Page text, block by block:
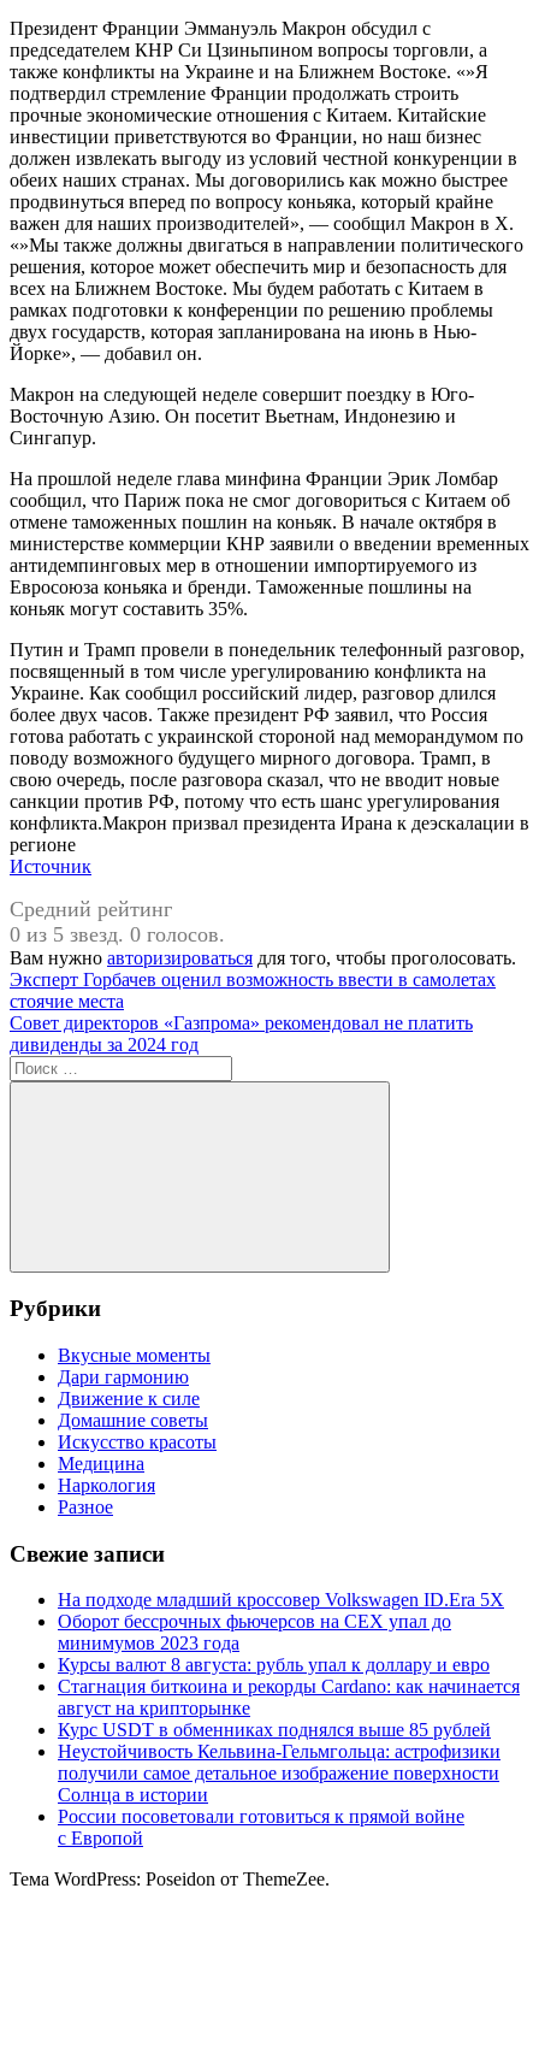
Президент Франции Эммануэль Макрон обсудил с
председателем КНР Си Цзиньпином вопросы торговли, а
также конфликты на Украине и на Ближнем Востоке. «»Я
подтвердил стремление Франции продолжать строить
прочные экономические отношения с Китаем. Китайские
инвестиции приветствуются во Франции, но наш бизнес
должен извлекать выгоду из условий честной конкуренции в
обеих наших странах. Мы договорились как можно быстрее
продвинуться вперед по вопросу коньяка, который крайне
важен для наших производителей», — сообщил Макрон в Х.
«»Мы также должны двигаться в направлении политического
решения, которое может обеспечить мир и безопасность для
всех на Ближнем Востоке. Мы будем работать с Китаем в
рамках подготовки к конференции по решению проблемы
двух государств, которая запланирована на июнь в Нью-
Йорке», — добавил он.
Макрон на следующей неделе совершит поездку в Юго-
Восточную Азию. Он посетит Вьетнам, Индонезию и
Сингапур.
На прошлой неделе глава минфина Франции Эрик Ломбар
сообщил, что Париж пока не смог договориться с Китаем об
отмене таможенных пошлин на коньяк. В начале октября в
министерстве коммерции КНР заявили о введении временных
антидемпинговых мер в отношении импортируемого из
Евросоюза коньяка и бренди. Таможенные пошлины на
коньяк могут составить 35%.
Путин и Трамп провели в понедельник телефонный разговор,
посвященный в том числе урегулированию конфликта на
Украине. Как сообщил российский лидер, разговор длился
более двух часов. Также президент РФ заявил, что Россия
готова работать с украинской стороной над меморандумом по
поводу возможного будущего мирного договора. Трамп, в
свою очередь, после разговора сказал, что не вводит новые
санкции против РФ, потому что есть шанс урегулирования
конфликта.Макрон призвал президента Ирана к деэскалации в
регионе
Источник
Средний рейтинг
0 из 5 звезд. 0 голосов.
Вам нужно авторизироваться для того, чтобы проголосовать.
Навигация
по
записям
Предыдущая
запись:
Эксперт Горбачев оценил возможность ввести в самолетах
стоячие места
Следующая
запись:
Совет директоров «Газпрома» рекомендовал не платить
дивиденды за 2024 год
Поиск
для:
Поиск
Рубрики
Вкусные моменты
Дари гармонию
Движение к силе
Домашние советы
Искусство красоты
Медицина
Наркология
Разное
Свежие записи
На подходе младший кроссовер Volkswagen ID.Era 5X
Оборот бессрочных фьючерсов на CEX упал до
минимумов 2023 года
Курсы валют 8 августа: рубль упал к доллару и евро
Стагнация биткоина и рекорды Cardano: как начинается
август на крипторынке
Курс USDT в обменниках поднялся выше 85 рублей
Неустойчивость Кельвина-Гельмгольца: астрофизики
получили самое детальное изображение поверхности
Солнца в истории
России посоветовали готовиться к прямой войне
с Европой
Тема WordPress: Poseidon от ThemeZee.